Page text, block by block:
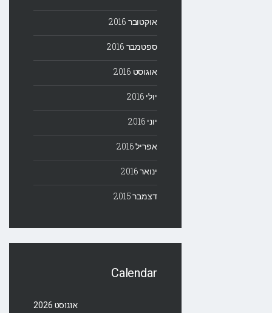
אוקטובר 2016
ספטמבר 2016
אוגוסט 2016
יולי 2016
יוני 2016
אפריל 2016
ינואר 2016
דצמבר 2015
Calendar
אוגוסט 2026